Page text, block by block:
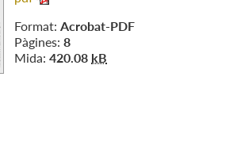
Format: Acrobat-PDF
Pàgines: 8
Mida: 420.08 kB